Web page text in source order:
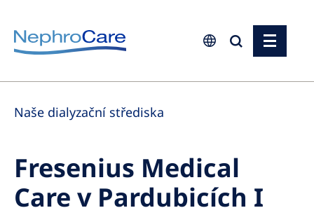
Europe
Czech Republic
Germany
Israel
Naše dialyzační střediska
Fresenius Medical
Care v Pardubicích I